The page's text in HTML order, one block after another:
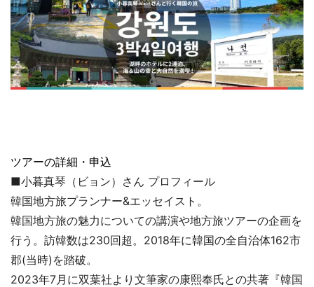
ツアーの詳細・申込
■小暮真琴（ビョン）さん プロフィール
韓国地方旅プランナー&エッセイスト。
韓国地方旅の魅力についての講演や地方旅ツアーの企画を
行う。訪韓数は230回超。2018年に韓国の全自治体162市
郡(当時)を踏破。
2023年7月に双葉社より文筆家の康熙奉氏との共著『韓国